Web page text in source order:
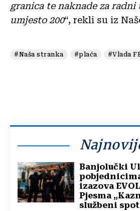
granica te naknade za radni
umjesto 200“, rekli su iz
#Naša stranka #plaća #Vlada
Banjolučki
izazova
Pjesma
službeni spot